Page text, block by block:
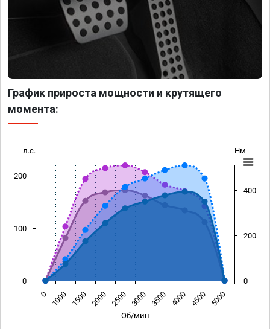
График прироста мощности и крутящего
момента:
Об/мин
л.с. Нм
0 1000 1500 2000 2500 3000 3500 4000 4500 5000
0
100
200
0
200
400